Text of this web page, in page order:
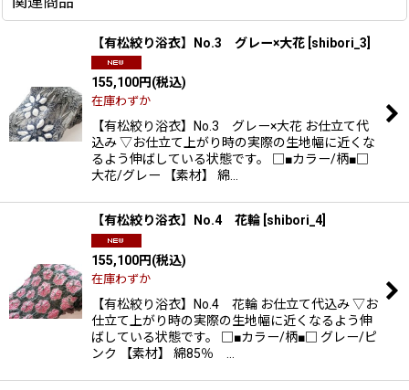
【有松絞り浴衣】No.3 グレー×大花 shibori_3
155,100円(税込)
在庫わずか
【有松絞り浴衣】No.3 グレー×大花 お仕立て代
込み ▽お仕立て上がり時の実際の生地幅に近くな
るよう伸ばしている状態です。 □■カラー/柄■□
大花/グレー 【素材】 綿…
【有松絞り浴衣】No.4 花輪 shibori_4]
155,100円(税込)
在庫わずか
【有松絞り浴衣】No.4 花輪 お仕立て代込み ▽お
仕立て上がり時の実際の生地幅に近くなるよう伸
ばしている状態です。 □■カラー/柄■□ グレー/ピ
ンク 【素材】 綿85％ …